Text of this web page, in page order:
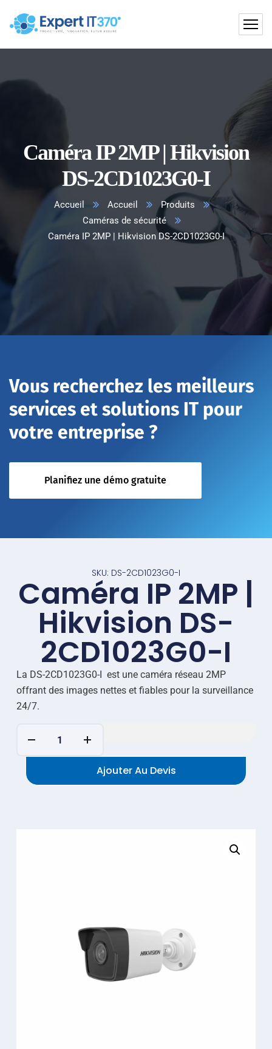
Caméra IP 2MP | Hikvision
DS-2CD1023G0-I
Accueil Accueil
Produits
Caméras de sécurité
Caméra IP 2MP | Hikvision DS-2CD1023G0-I
Vous recherchez les meilleurs
services et solutions IT pour
votre entreprise ?
Planifiez une démo gratuite
SKU: DS-2CD1023G0-I
Caméra IP 2MP |
Hikvision DS-
2CD1023G0-I
La DS-2CD1023G0-I est une caméra réseau 2MP
offrant des images nettes et fiables pour la surveillance
24/7.
Ajouter Au Devis